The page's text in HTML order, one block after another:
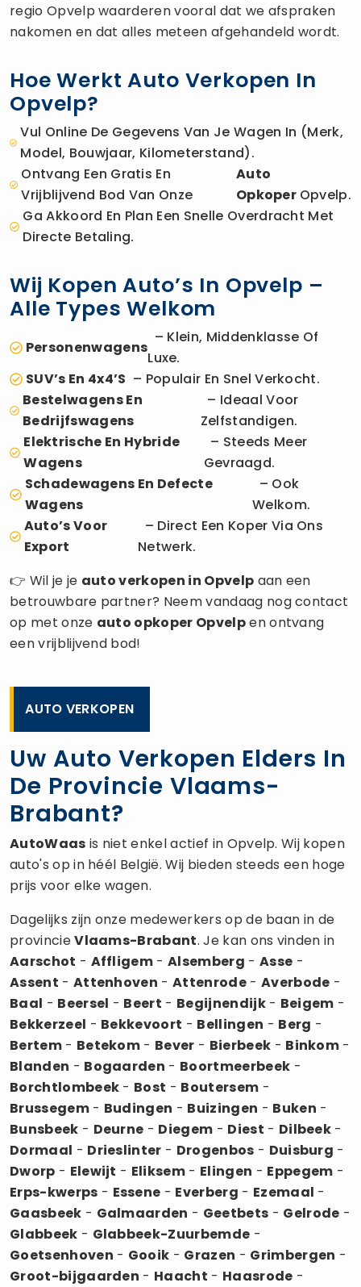
regio Opvelp waarderen vooral dat we afspraken
nakomen en dat alles meteen afgehandeld wordt.
Hoe Werkt Auto Verkopen In
Opvelp?
Vul Online De Gegevens Van Je Wagen In (merk,
Model, Bouwjaar, Kilometerstand).
Ontvang Een Gratis En
Vrijblijvend Bod Van Onze
Auto
Opkoper Opvelp.
Ga Akkoord En Plan Een Snelle Overdracht Met
Directe Betaling.
Wij Kopen Auto’s In Opvelp –
Alle Types Welkom
Personenwagens
– Klein, Middenklasse Of
Luxe.
SUV’s En 4x4’s – Populair En Snel Verkocht.
Bestelwagens En
Bedrijfswagens
– Ideaal Voor
Zelfstandigen.
Elektrische En Hybride
Wagens
– Steeds Meer
Gevraagd.
Schadewagens En Defecte
Wagens
– Ook
Welkom.
Auto’s Voor
Export
– Direct Een Koper Via Ons
Netwerk.
👉 Wil je je auto verkopen in Opvelp aan een
betrouwbare partner? Neem vandaag nog contact
op met onze auto opkoper Opvelpen ontvang
een vrijblijvend bod!
AUTO VERKOPEN
Uw Auto Verkopen Elders In
De Provincie Vlaams-
Brabant?
AutoWaas is niet enkel actief in Opvelp. Wij kopen
auto's op in héél België. Wij bieden steeds een hoge
prijs voor elke wagen.
Dagelijks zijn onze medewerkers op de baan in de
provincieVlaams-Brabant. Je kan ons vinden in
Aarschot - Affligem -Alsemberg - Asse -
Assent - Attenhoven -Attenrode- Averbode -
Baal - Beersel - Beert - Begijnendijk- Beigem -
Bekkerzeel - Bekkevoort - Bellingen - Berg -
Bertem- Betekom - Bever - Bierbeek - Binkom -
Blanden - Bogaarden - Boortmeerbeek -
Borchtlombeek - Bost - Boutersem -
Brussegem- Budingen - Buizingen - Buken -
Bunsbeek - Deurne - Diegem - Diest - Dilbeek -
Dormaal - Drieslinter - Drogenbos - Duisburg -
Dworp - Elewijt - Eliksem - Elingen - Eppegem -
Erps-kwerps - Essene - Everberg - Ezemaal -
Gaasbeek - Galmaarden - Geetbets - Gelrode -
Glabbeek - Glabbeek-Zuurbemde -
Goetsenhoven - Gooik - Grazen - Grimbergen -
Groot-bijgaarden - Haacht - Haasrode -